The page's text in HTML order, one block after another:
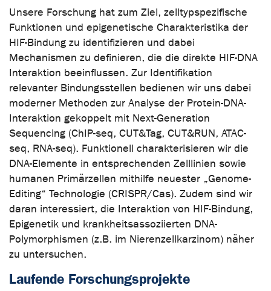
Unsere Forschung hat zum Ziel, zelltypspezifische
Funktionen und epigenetische Charakteristika der
HIF-Bindung zu identifizieren und dabei
Mechanismen zu definieren, die die direkte HIF-DNA
Interaktion beeinflussen. Zur Identifikation
relevanter Bindungsstellen bedienen wir uns dabei
moderner Methoden zur Analyse der Protein-DNA-
Interaktion gekoppelt mit Next-Generation
Sequencing (ChIP-seq, CUT&Tag, CUT&RUN, ATAC-
seq, RNA-seq). Funktionell charakterisieren wir die
DNA-Elemente in entsprechenden Zelllinien sowie
humanen Primärzellen mithilfe neuester „Genome-
Editing“ Technologie (CRISPR/Cas). Zudem sind wir
daran interessiert, die Interaktion von HIF-Bindung,
Epigenetik und krankheitsassoziierten DNA-
Polymorphismen (z.B. im Nierenzellkarzinom) näher
zu untersuchen.
Laufende Forschungsprojekte